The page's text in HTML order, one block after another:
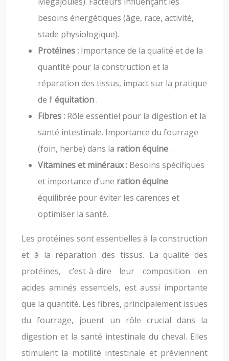
besoins énergétiques (âge, race, activité,
stade physiologique).
Protéines : Importance de la qualité et de la
quantité pour la construction et la
réparation des tissus, impact sur la pratique
de l’équitation.
Fibres : Rôle essentiel pour la digestion et la
santé intestinale. Importance du fourrage
(foin, herbe) dans la ration équine.
Vitamines et minéraux : Besoins spécifiques
et importance d’une ration équine
équilibrée pour éviter les carences et
optimiser la santé.
Les protéines sont essentielles à la construction
et à la réparation des tissus. La qualité des
protéines, c’est-à-dire leur composition en
acides aminés essentiels, est aussi importante
que la quantité. Les fibres, principalement issues
du fourrage, jouent un rôle crucial dans la
digestion et la santé intestinale du cheval. Elles
stimulent la motilité intestinale et préviennent